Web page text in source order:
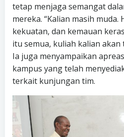
tetap menjaga semangat
mereka. “Kalian masih
kekuatan, dan kemauan
itu semua, kuliah kalian akan
Ia juga menyampaikan
kampus yang telah
terkait kunjungan tim.